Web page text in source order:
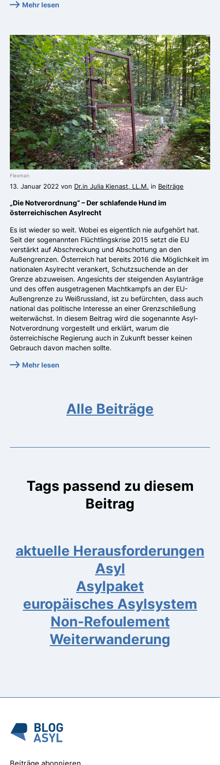
Mehr lesen
Flexman
13. Januar 2022 von Dr.in Julia Kienast, LL.M. in Beiträge
„Die Notverordnung“ – Der schlafende Hund im
österreichischen Asylrecht
Es ist wieder so weit. Wobei es eigentlich nie aufgehört hat.
Seit der sogenannten Flüchtlingskrise 2015 setzt die EU
verstärkt auf Abschreckung und Abschottung an den
Außengrenzen. Österreich hat bereits 2016 die Möglichkeit im
nationalen Asylrecht verankert, Schutzsuchende an der
Grenze abzuweisen. Angesichts der steigenden Asylanträge
und des offen ausgetragenen Machtkampfs an der EU-
Außengrenze zu Weißrussland, ist zu befürchten, dass auch
national das politische Interesse an einer Grenzschließung
weiterwächst. In diesem Beitrag wird die sogenannte Asyl-
Notverordnung vorgestellt und erklärt, warum die
österreichische Regierung auch in Zukunft besser keinen
Gebrauch davon machen sollte.
Mehr lesen
Alle Beiträge
Tags passend zu diesem
Beitrag
aktuelle Herausforderungen
Asyl
Asylpaket
europäisches Asylsystem
Non-Refoulement
Weiterwanderung